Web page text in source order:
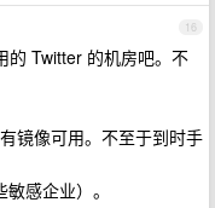
16
的 Twitter 的机房吧。不
镜像可用。不至于到时手
感企业）。